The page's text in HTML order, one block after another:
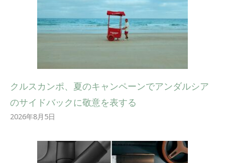
クルスカンポ、夏のキャンペーンでアンダルシア
のサイドバックに敬意を表する
2026年8月5日